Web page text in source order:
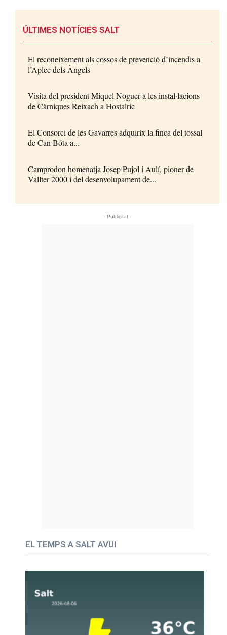
ÚLTIMES NOTÍCIES SALT
El reconeixement als cossos de prevenció d’incendis a
l’Aplec dels Àngels
Visita del president Miquel Noguer a les instal·lacions
de Càrniques Reixach a Hostalric
El Consorci de les Gavarres adquirix la finca del tossal
de Can Bóta a...
Camprodon homenatja Josep Pujol i Aulí, pioner de
Vallter 2000 i del desenvolupament de...
- Publicitat -
EL TEMPS A SALT AVUI